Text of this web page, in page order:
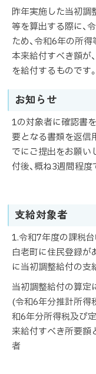
昨年実施した当初調
等を算出する際に、
ため、令和6年の所
本来給付すべき額が
を給付するものです。
お知らせ
1の対象者に確認書
要となる書類を返信
でにご提出をお願い
付後、概ね3週間程度
支給対象者
1.令和7年度の課税
白老町に住民登録が
に当初調整給付の
当初調整給付の算定
(令和6年分推計所得
和6年分所得税及び
来給付すべき所要額
者